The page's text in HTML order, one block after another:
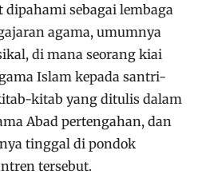
dipahami sebagai lembaga
agama, umumnya
di mana seorang kiai
Islam kepada santri-
kitab yang ditulis dalam
Abad pertengahan, dan
tinggal di pondok
tersebut.